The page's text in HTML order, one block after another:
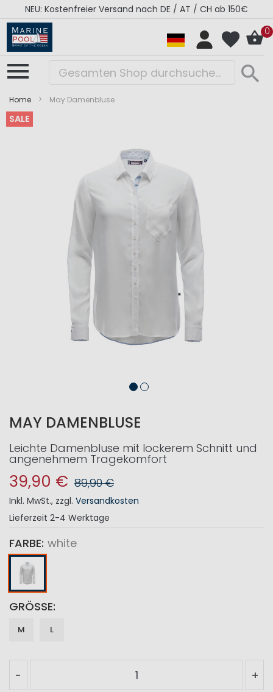
NEU: Kostenfreier Versand nach DE / AT / CH ab 150€
0
Home May Damenbluse
SALE
Zum
Zum
MAY DAMENBLUSE
Leichte Damenbluse mit lockerem Schnitt und
angenehmem Tragekomfort
39,90 € 89,90 €
Inkl. MwSt., zzgl. Versandkosten
Lieferzeit 2-4 Werktage
FARBE white
GRÖSSE
M L
- +